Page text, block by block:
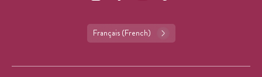
Français (French)